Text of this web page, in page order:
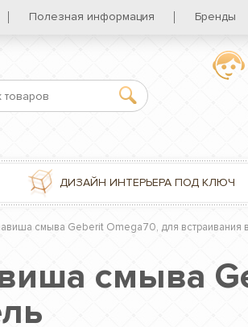
Полезная информация Бренды
ДИЗАЙН ИНТЕРЬЕРА ПОД КЛЮЧ
смыва Geberit Omega70, для встраивания
смыва